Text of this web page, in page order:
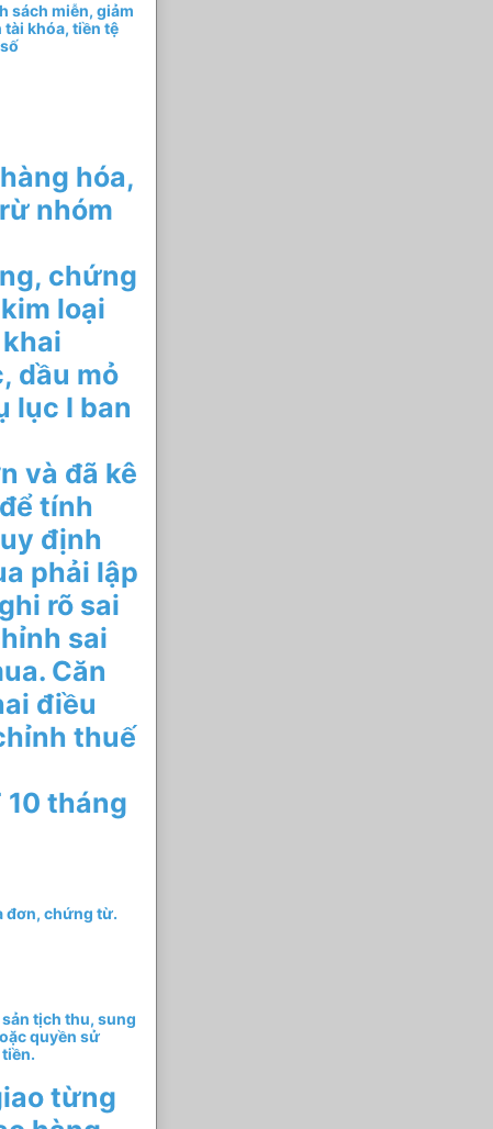
sách miễn, giảm
khóa, tiền tệ
hóa,
nhóm
chứng
loại
dầu mỏ
lục I ban
và đã kê
tính
định
phải lập
rõ sai
sai
Căn
điều
thuế
10 tháng
đơn, chứng từ.
tịch thu, sung
quyền sử
từng